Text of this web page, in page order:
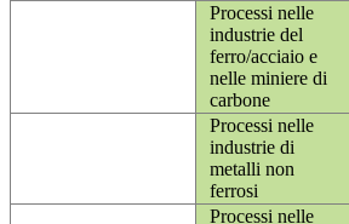
Processi nelle
industrie del
ferro/acciaio e
nelle miniere di
carbone
Processi nelle
industrie di
metalli non
ferrosi
Processi nelle